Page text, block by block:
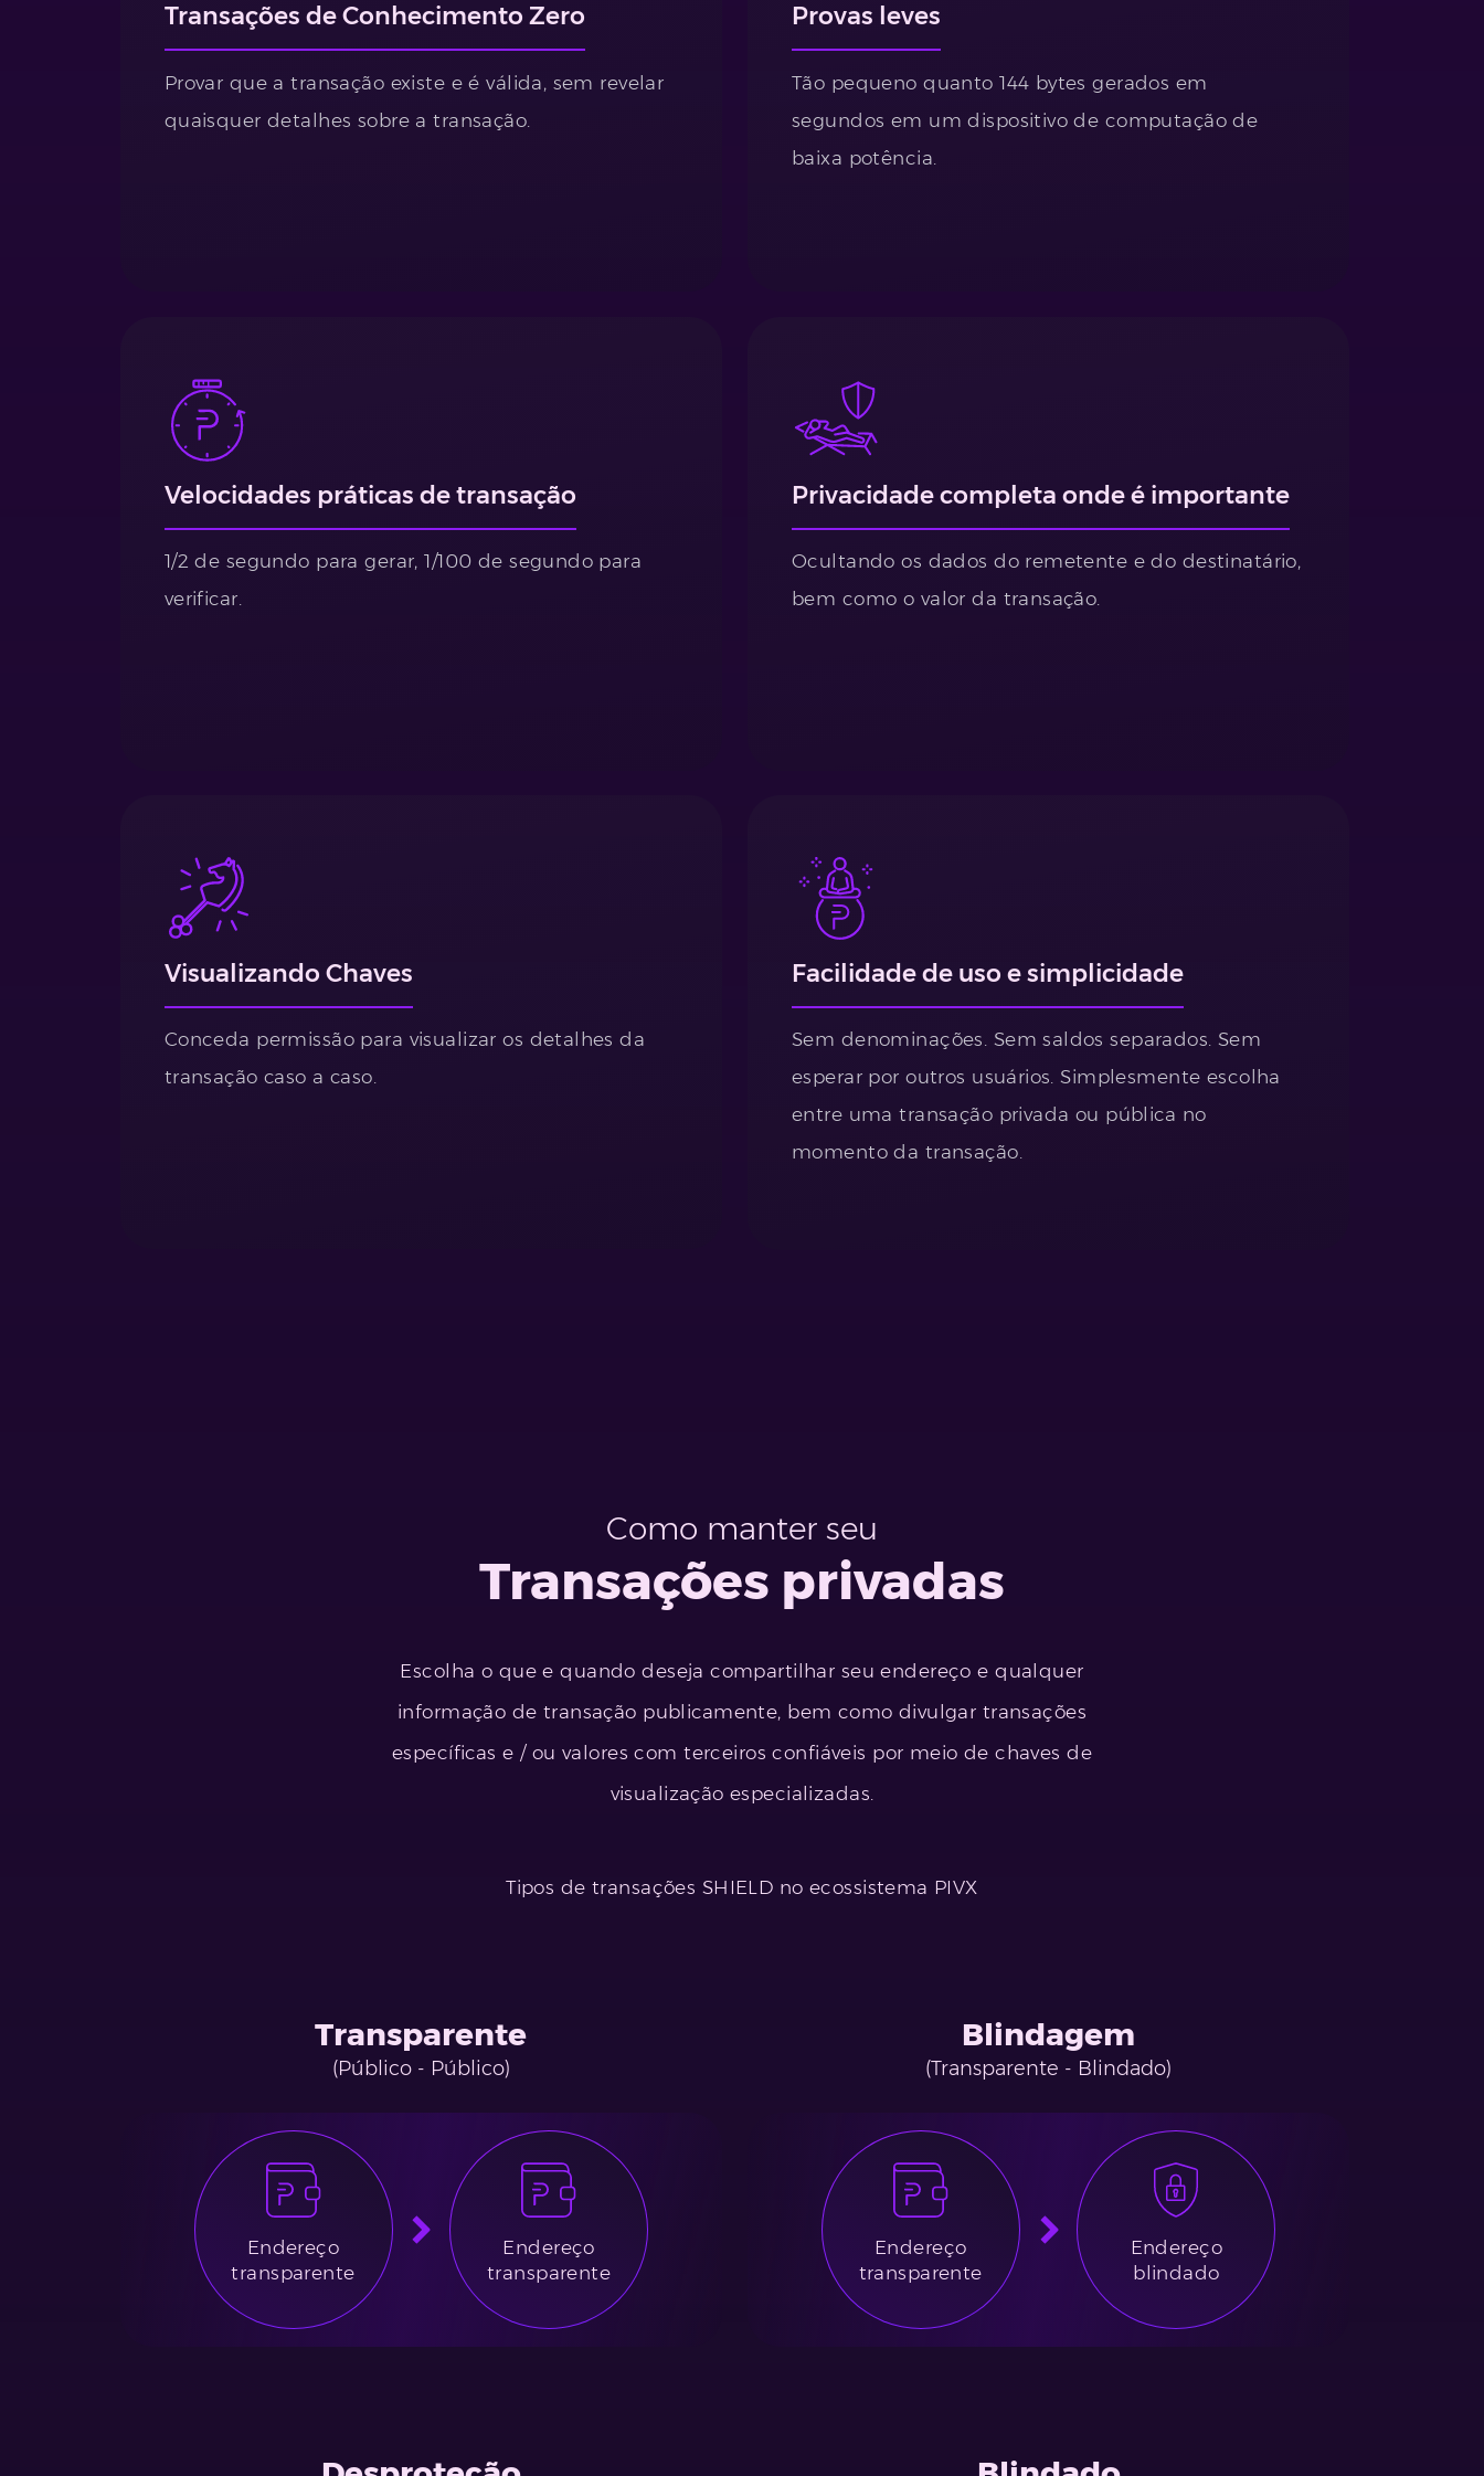
Transações de Conhecimento Zero
Provar que a transação existe e é válida, sem revelar
quaisquer detalhes sobre a transação.
Provas leves
Tão pequeno quanto 144 bytes gerados em
segundos em um dispositivo de computação de
baixa potência.
Velocidades práticas de transação
1/2 de segundo para gerar, 1/100 de segundo para
verificar.
Privacidade completa onde é importante
Ocultando os dados do remetente e do destinatário,
bem como o valor da transação.
Visualizando Chaves
Conceda permissão para visualizar os detalhes da
transação caso a caso.
Facilidade de uso e simplicidade
Sem denominações. Sem saldos separados. Sem
esperar por outros usuários. Simplesmente escolha
entre uma transação privada ou pública no
momento da transação.
Como manter seu
Transações privadas
Escolha o que e quando deseja compartilhar seu endereço e qualquer
informação de transação publicamente, bem como divulgar transações
específicas e / ou valores com terceiros confiáveis por meio de chaves de
visualização especializadas.
Tipos de transações SHIELD no ecossistema PIVX
Transparente
(Público - Público)
Endereço
transparente
Endereço
transparente
Blindagem
(Transparente - Blindado)
Endereço
transparente
Endereço
blindado